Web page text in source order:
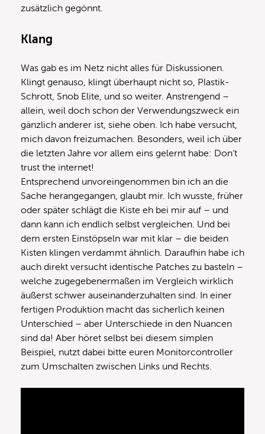
zusätzlich gegönnt.
Klang
Was gab es im Netz nicht alles für Diskussionen.
Klingt genauso, klingt überhaupt nicht so, Plastik-
Schrott, Snob Elite, und so weiter. Anstrengend –
allein, weil doch schon der Verwendungszweck ein
gänzlich anderer ist, siehe oben. Ich habe versucht,
mich davon freizumachen. Besonders, weil ich über
die letzten Jahre vor allem eins gelernt habe: Don‘t
trust the internet!
Entsprechend unvoreingenommen bin ich an die
Sache herangegangen, glaubt mir. Ich wusste, früher
oder später schlägt die Kiste eh bei mir auf – und
dann kann ich endlich selbst vergleichen. Und bei
dem ersten Einstöpseln war mit klar – die beiden
Kisten klingen verdammt ähnlich. Daraufhin habe ich
auch direkt versucht identische Patches zu basteln –
welche zugegebenermaßen im Vergleich wirklich
äußerst schwer auseinanderzuhalten sind. In einer
fertigen Produktion macht das sicherlich keinen
Unterschied – aber Unterschiede in den Nuancen
sind da! Aber höret selbst bei diesem simplen
Beispiel, nutzt dabei bitte euren Monitorcontroller
zum Umschalten zwischen Links und Rechts.